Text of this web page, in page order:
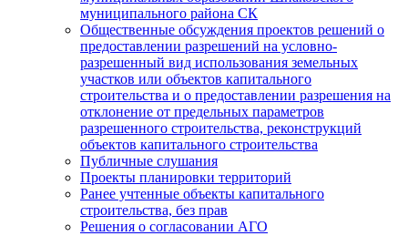
муниципального района СК
Общественные обсуждения проектов решений о
предоставлении разрешений на условно-
разрешенный вид использования земельных
участков или объектов капитального
строительства и о предоставлении разрешения на
отклонение от предельных параметров
разрешенного строительства, реконструкций
объектов капитального строительства
Публичные слушания
Проекты планировки территорий
Ранее учтенные объекты капитального
строительства, без прав
Решения о согласовании АГО